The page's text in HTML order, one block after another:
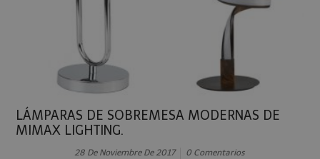
LÁMPARAS DE SOBREMESA MODERNAS DE
MIMAX LIGHTING.
28 De Noviembre De 2017 0 Comentarios